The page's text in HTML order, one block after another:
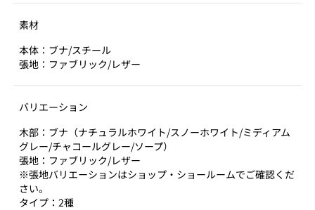
素材
本体：ブナ/スチール
張地：ファブリック/レザー
バリエーション
木部：ブナ（ナチュラルホワイト/スノーホワイト/ミディアム
グレー/チャコールグレー/ソープ）
張地：ファブリック/レザー
※張地バリエーションはショップ・ショールームでご確認くだ
さい。
タイプ：2種